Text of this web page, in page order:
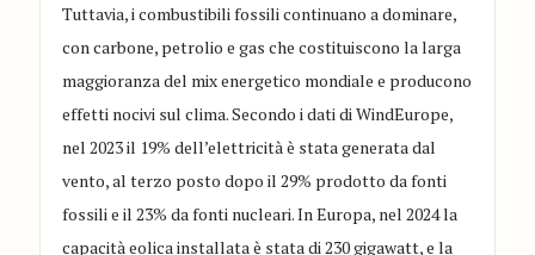
Tuttavia, i combustibili fossili continuano a dominare,
con carbone, petrolio e gas che costituiscono la larga
maggioranza del mix energetico mondiale e producono
effetti nocivi sul clima. Secondo i dati di WindEurope,
nel 2023 il 19% dell’elettricità è stata generata dal
vento, al terzo posto dopo il 29% prodotto da fonti
fossili e il 23% da fonti nucleari. In Europa, nel 2024 la
capacità eolica installata è stata di 230 gigawatt, e la